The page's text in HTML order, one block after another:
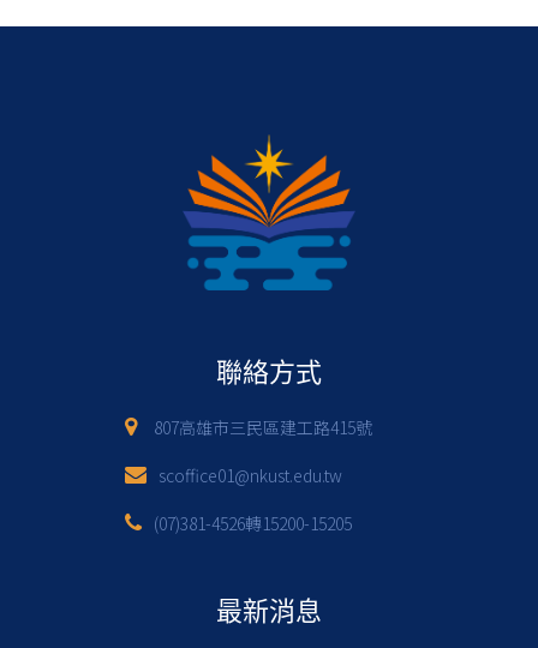
聯絡方式
807高雄市三民區建工路415號
scoffice01@nkust.edu.tw
(07)381-4526轉15200-15205
最新消息